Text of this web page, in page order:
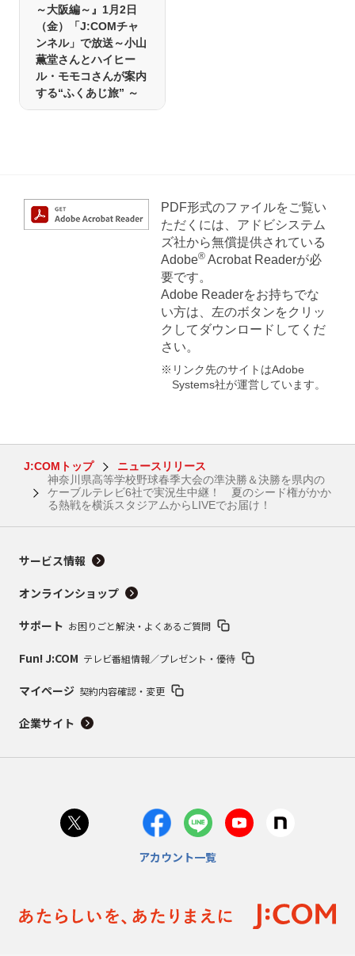
～大阪編～』1月2日
（金）「J:COMチャ
ンネル」で放送～小山
薫堂さんとハイヒー
ル・モモコさんが案内
する“ふくあじ旅” ～
PDF形式のファイルをご覧い
ただくには、アドビシステム
ズ社から無償提供されている
Adobe®Acrobat Readerが必
要です。
Adobe Readerをお持ちでな
い方は、左のボタンをクリッ
クしてダウンロードしてくだ
さい。
※リンク先のサイトはAdobe
Systems社が運営しています。
J:COMトップ
ニュースリリース
神奈川県高等学校野球春季大会の準決勝＆決勝を県内の
ケーブルテレビ6社で実況生中継！ 夏のシード権がかか
る熱戦を横浜スタジアムからLIVEでお届け！
サービス情報
オンラインショップ
サポート お困りごと解決・よくあるご質問
Fun! J:COM テレビ番組情報／プレゼント・優待
マイページ 契約内容確認・変更
企業サイト
アカウント一覧